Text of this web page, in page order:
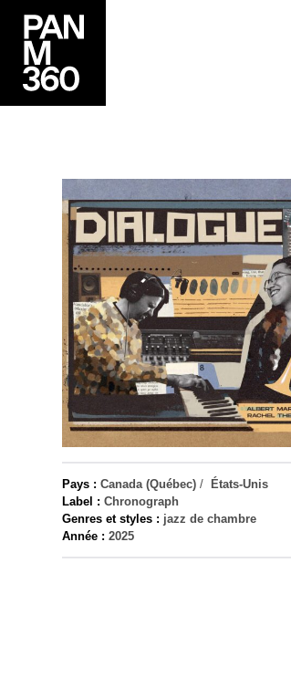
Pays : Canada (Québec) /
États-Unis
Label : Chronograph
Genres et styles : jazz de chambre
Année : 2025